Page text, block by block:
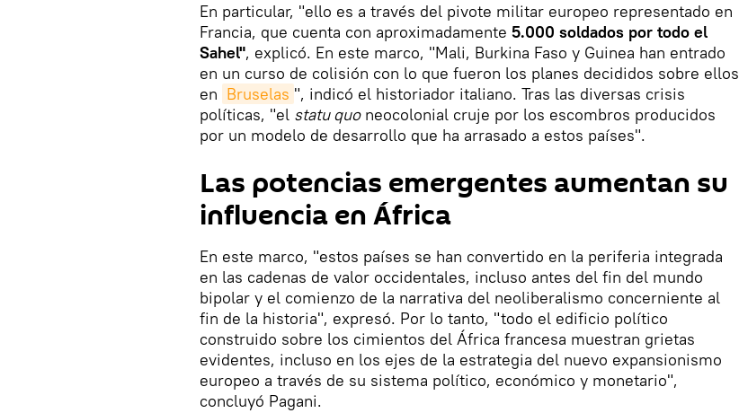
En particular, "ello es a través del pivote militar europeo representado en
Francia, que cuenta con aproximadamente 5.000 soldados por todo el
Sahel", explicó. En este marco, "Mali, Burkina Faso y Guinea han entrado
en un curso de colisión con lo que fueron los planes decididos sobre ellos
en Bruselas ", indicó el historiador italiano. Tras las diversas crisis
políticas, "el statu quoneocolonial cruje por los escombros producidos
por un modelo de desarrollo que ha arrasado a estos países".
Las potencias emergentes aumentan su
influencia en África
En este marco, "estos países se han convertido en la periferia integrada
en las cadenas de valor occidentales, incluso antes del fin del mundo
bipolar y el comienzo de la narrativa del neoliberalismo concerniente al
fin de la historia", expresó. Por lo tanto, "todo el edificio político
construido sobre los cimientos del África francesa muestran grietas
evidentes, incluso en los ejes de la estrategia del nuevo expansionismo
europeo a través de su sistema político, económico y monetario",
concluyó Pagani.